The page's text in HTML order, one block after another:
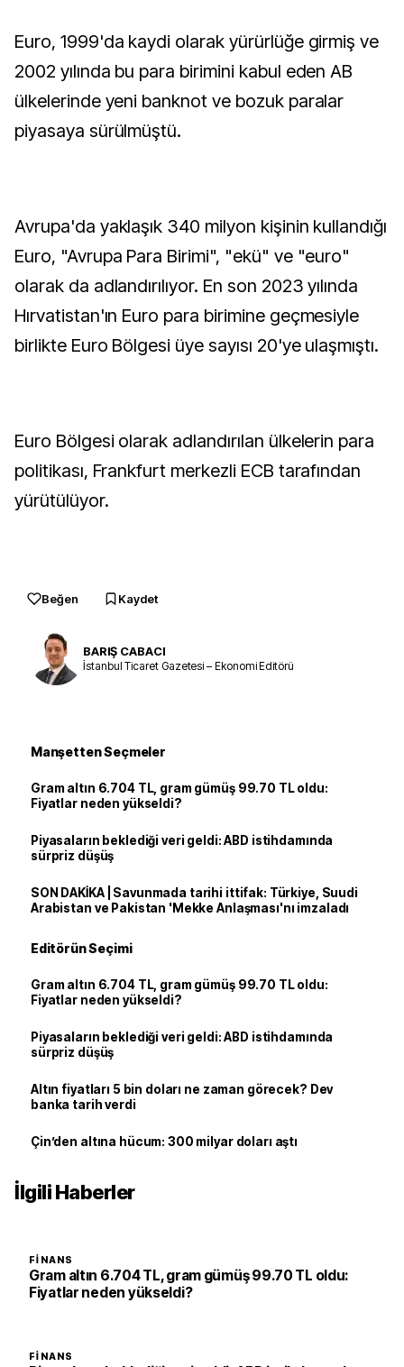
Euro, 1999'da kaydi olarak yürürlüğe girmiş ve
2002 yılında bu para birimini kabul eden AB
ülkelerinde yeni banknot ve bozuk paralar
piyasaya sürülmüştü.
Avrupa'da yaklaşık 340 milyon kişinin kullandığı
Euro, "Avrupa Para Birimi", "ekü" ve "euro"
olarak da adlandırılıyor. En son 2023 yılında
Hırvatistan'ın Euro para birimine geçmesiyle
birlikte Euro Bölgesi üye sayısı 20'ye ulaşmıştı.
Euro Bölgesi olarak adlandırılan ülkelerin para
politikası, Frankfurt merkezli ECB tarafından
yürütülüyor.
Beğen Kaydet
BARIŞ CABACI
İstanbul Ticaret Gazetesi – Ekonomi Editörü
Manşetten Seçmeler
Gram altın 6.704 TL, gram gümüş 99.70 TL oldu:
Fiyatlar neden yükseldi?
Piyasaların beklediği veri geldi: ABD istihdamında
sürpriz düşüş
SON DAKİKA | Savunmada tarihi ittifak: Türkiye, Suudi
Arabistan ve Pakistan 'Mekke Anlaşması'nı imzaladı
Editörün Seçimi
Gram altın 6.704 TL, gram gümüş 99.70 TL oldu:
Fiyatlar neden yükseldi?
Piyasaların beklediği veri geldi: ABD istihdamında
sürpriz düşüş
Altın fiyatları 5 bin doları ne zaman görecek? Dev
banka tarih verdi
Çin’den altına hücum: 300 milyar doları aştı
İlgili Haberler
FINANS
Gram altın 6.704 TL, gram gümüş 99.70 TL oldu:
Fiyatlar neden yükseldi?
FINANS